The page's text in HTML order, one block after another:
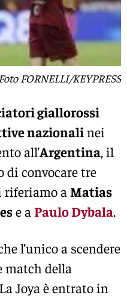
FORNELLI/KEYPRESS
giallorossi
nazionalinei
all’Argentina, il
di convocare tre
riferiamo a Matias
e a Paulo Dybala.
l’unico a scendere
match della
Joya è entrato in